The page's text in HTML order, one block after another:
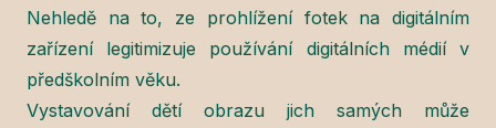
Nehledě na to, ze prohlížení fotek na digitálním
zařízení legitimizuje používání digitálních médií v
předškolním věku.
Vystavování dětí obrazu jich samých může